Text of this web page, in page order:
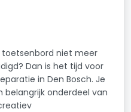
toetsenbord niet meer
Dan is het tijd voor
in Den Bosch. Je
belangrijk onderdeel van